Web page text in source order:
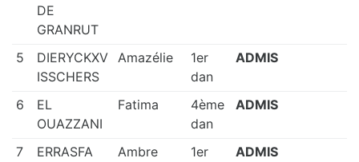
DE
GRANRUT
5
DIERYCKXV
ISSCHERS
Amazélie
1er
dan
ADMIS
6
EL
OUAZZANI
Fatima
4ème
dan
ADMIS
7 ERRASFA Ambre
1er
ADMIS